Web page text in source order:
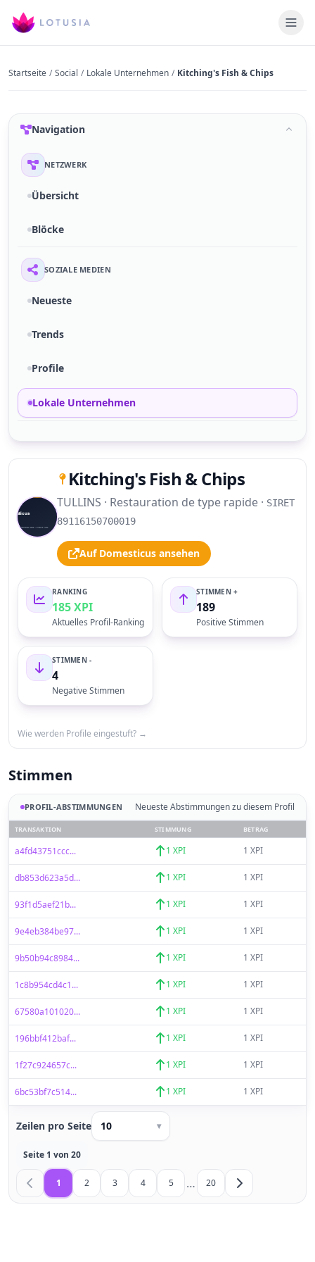
Startseite / Social / Lokale Unternehmen / Kitching's Fish & Chips
Navigation
NETZWERK
Übersicht
Blöcke
SOZIALE MEDIEN
Neueste
Trends
Profile
Lokale Unternehmen
Kitching's Fish & Chips
TULLINS · Restauration de type rapide · SIRET
89116150700019
Auf Domesticus ansehen
RANKING
185 XPI
Aktuelles Profil-Ranking
STIMMEN +
189
Positive Stimmen
STIMMEN -
4
Negative Stimmen
Wie werden Profile eingestuft? →
Stimmen
PROFIL-ABSTIMMUNGEN Neueste Abstimmungen zu diesem Profil
TRANSAKTION STIMMUNG BETRAG
a4fd43751ccc... 1 XPI 1 XPI
db853d623a5d... 1 XPI 1 XPI
93f1d5aef21b... 1 XPI 1 XPI
9e4eb384be97... 1 XPI 1 XPI
9b50b94c8984... 1 XPI 1 XPI
1c8b954cd4c1... 1 XPI 1 XPI
67580a101020... 1 XPI 1 XPI
196bbf412baf... 1 XPI 1 XPI
1f27c924657c... 1 XPI 1 XPI
6bc53bf7c514... 1 XPI 1 XPI
Zeilen pro Seite 10 ▾
Seite 1 von 20
1 2 3 4 5 … 20